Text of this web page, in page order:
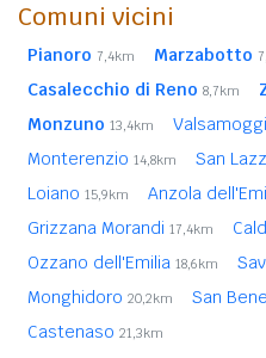
Comuni vicini
Pianoro 7,4km Marzabotto
Casalecchio di Reno 8,7km
Monzuno 13,4km
Monterenzio 14,8km San
Loiano 15,9km Anzola
Grizzana Morandi 17,4km
Ozzano dell'Emilia 18,6km
Monghidoro 20,2km San
Castenaso 21,3km